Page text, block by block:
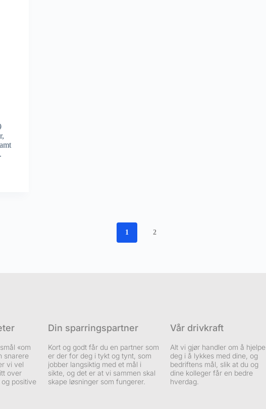
1 2
«om
snarere
vi vel
over
positive
Din sparringspartner
Kort og godt får du en partner som
er der for deg i tykt og tynt, som
jobber langsiktig med et mål i
sikte, og det er at vi sammen skal
skape løsninger som fungerer.
Vår drivkraft
Alt vi gjør handler om å hjelpe
deg i å lykkes med dine, og
bedriftens mål, slik at du og
dine kolleger får en bedre
hverdag.